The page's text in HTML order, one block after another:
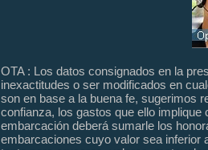
OTA : Los datos consignados en la
inexactitudes o ser modificados en
son en base a la buena fe, sugerimos
confianza, los gastos que ello
embarcación deberá sumarle los
embarcaciones cuyo valor sea inferior